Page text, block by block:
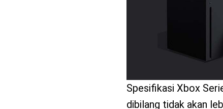
benefit
Spesifikasi Xbox
dibilang tidak akan